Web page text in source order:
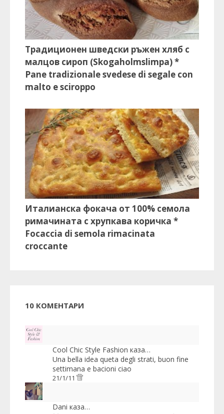
Традиционен шведски ръжен хляб с
малцов сироп (Skogaholmslimpa) *
Pane tradizionale svedese di segale con
malto e sciroppo
Италианска фокача от 100% семола
римачината с хрупкава коричка *
Focaccia di semola rimacinata
croccante
10 КОМЕНТАРИ
Cool Chic Style Fashion каза…
Una bella idea queta degli strati, buon fine
settimana e bacioni ciao
21/1/11
Dani каза…